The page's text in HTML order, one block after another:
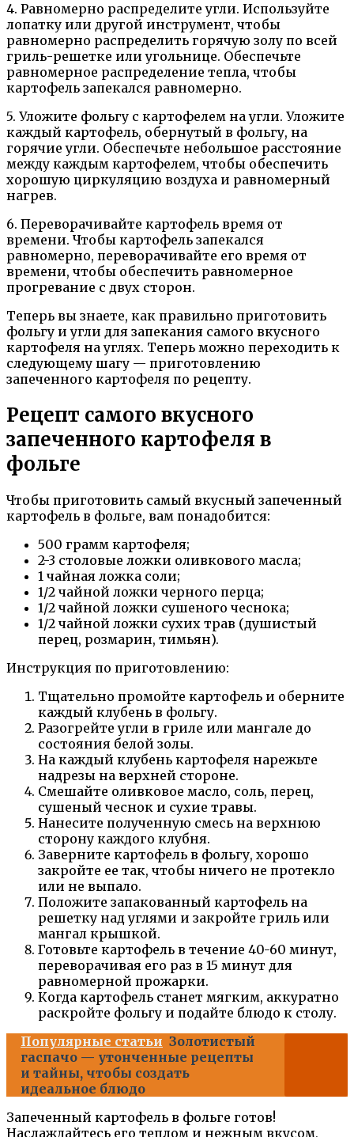
4. Равномерно распределите угли. Используйте
лопатку или другой инструмент, чтобы
равномерно распределить горячую золу по всей
гриль-решетке или угольнице. Обеспечьте
равномерное распределение тепла, чтобы
картофель запекался равномерно.
5. Уложите фольгу с картофелем на угли. Уложите
каждый картофель, обернутый в фольгу, на
горячие угли. Обеспечьте небольшое расстояние
между каждым картофелем, чтобы обеспечить
хорошую циркуляцию воздуха и равномерный
нагрев.
6. Переворачивайте картофель время от
времени. Чтобы картофель запекался
равномерно, переворачивайте его время от
времени, чтобы обеспечить равномерное
прогревание с двух сторон.
Теперь вы знаете, как правильно приготовить
фольгу и угли для запекания самого вкусного
картофеля на углях. Теперь можно переходить к
следующему шагу — приготовлению
запеченного картофеля по рецепту.
Рецепт самого вкусного
запеченного картофеля в
фольге
Чтобы приготовить самый вкусный запеченный
картофель в фольге, вам понадобится:
500 грамм картофеля;
2-3 столовые ложки оливкового масла;
1 чайная ложка соли;
1/2 чайной ложки черного перца;
1/2 чайной ложки сушеного чеснока;
1/2 чайной ложки сухих трав (душистый
перец, розмарин, тимьян).
Инструкция по приготовлению:
Тщательно промойте картофель и оберните
каждый клубень в фольгу.
Разогрейте угли в гриле или мангале до
состояния белой золы.
На каждый клубень картофеля нарежьте
надрезы на верхней стороне.
Смешайте оливковое масло, соль, перец,
сушеный чеснок и сухие травы.
Нанесите полученную смесь на верхнюю
сторону каждого клубня.
Заверните картофель в фольгу, хорошо
закройте ее так, чтобы ничего не протекло
или не выпало.
Положите запакованный картофель на
решетку над углями и закройте гриль или
мангал крышкой.
Готовьте картофель в течение 40-60 минут,
переворачивая его раз в 15 минут для
равномерной прожарки.
Когда картофель станет мягким, аккуратно
раскройте фольгу и подайте блюдо к столу.
Популярные статьи Золотистый
гаспачо — утонченные рецепты
и тайны, чтобы создать
идеальное блюдо
Запеченный картофель в фольге готов!
Наслаждайтесь его теплом и нежным вкусом,